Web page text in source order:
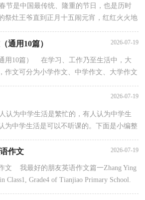
是中国最传统、隆重的节日，也是历时
祭灶王爷直到正月十五闹元宵，红红火火地
京爱说腊七、腊八儿，冻死...
通用10篇） 2026-07-19
用10篇） 在学习、工作乃至生活中，大
作文可分为小学作文、中学作文、大学作文
2026-07-19
为中学生活是繁忙的，有人认为中学生
为中学生活是可以不听课的。下面是小编整
欢迎大家阅读参考，希望帮助...
作文 2026-07-19
文 我最好的朋友英语作文篇一Zhang Ying
Class1, Grade4 of Tianjiao Primary School.